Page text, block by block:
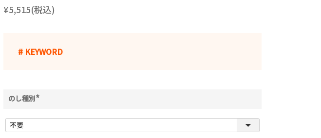
¥5,515(税込)
# KEYWORD
のし種別
須